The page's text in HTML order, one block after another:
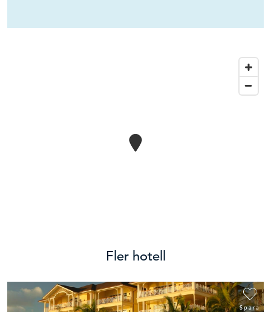
Fler hotell
Spara